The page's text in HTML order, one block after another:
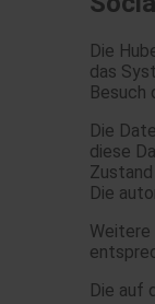
Die
das
Besuch
Die
diese
Die
Weitere
Die auf